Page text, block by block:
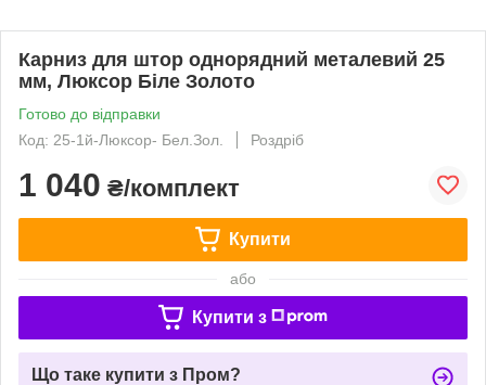
Карниз для штор однорядний металевий 25
мм, Люксор Біле Золото
Готово до відправки
Код: 25-1й-Люксор- Бел.Зол.
Роздріб
1 040 ₴/комплект
Купити
або
Купити з
Що таке купити з Пром?